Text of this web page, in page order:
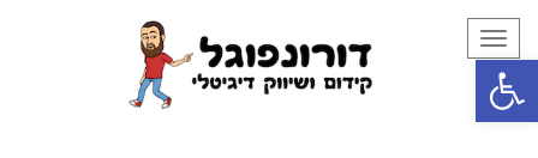
פתח סרגל נגישות
תפריט